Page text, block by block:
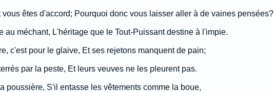
êtes d'accord; Pourquoi donc vous laisser aller à de vaines pensées?
au méchant, L'héritage que le Tout-Puissant destine à l'impie.
c'est pour le glaive, Et ses rejetons manquent de pain;
par la peste, Et leurs veuves ne les pleurent pas.
poussière, S'il entasse les vêtements comme la boue,